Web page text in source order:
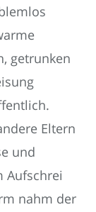
getrunken
Eltern
und
Aufschrei
nahm der